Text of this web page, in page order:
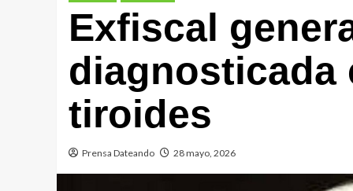
Exfiscal
diagnosticada
tiroides
Prensa Dateando 28 mayo, 2026